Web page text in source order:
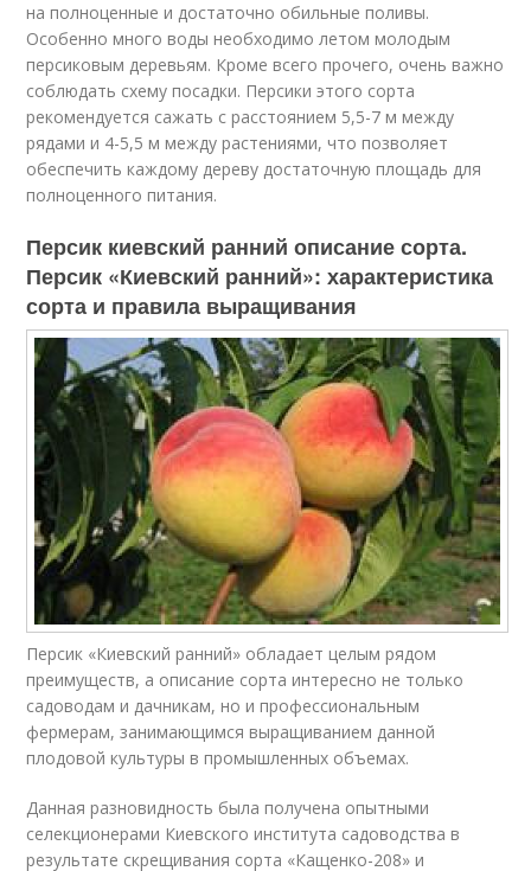
на полноценные и достаточно обильные поливы.
Особенно много воды необходимо летом молодым
персиковым деревьям. Кроме всего прочего, очень важно
соблюдать схему посадки. Персики этого сорта
рекомендуется сажать с расстоянием 5,5-7 м между
рядами и 4-5,5 м между растениями, что позволяет
обеспечить каждому дереву достаточную площадь для
полноценного питания.
Персик киевский ранний описание сорта.
Персик «Киевский ранний»: характеристика
сорта и правила выращивания
Персик «Киевский ранний» обладает целым рядом
преимуществ, а описание сорта интересно не только
садоводам и дачникам, но и профессиональным
фермерам, занимающимся выращиванием данной
плодовой культуры в промышленных объемах.
Данная разновидность была получена опытными
селекционерами Киевского института садоводства в
результате скрещивания сорта «Кащенко-208» и